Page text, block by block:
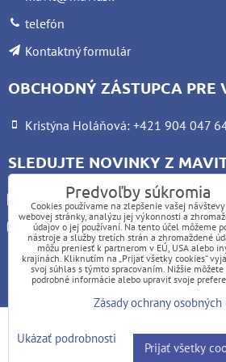
telefón
Kontaktný formulár
OBCHODNÝ ZÁSTUPCA PRE
Kristýna Holáňová: +421 904 047
SLEDUJTE NOVINKY Z
Facebook
Instagram
UPOZORNENIE:
Platba kartou nie je možná
Zásady ochrany
Predvoľby súkromia
Cookies používame na zlepšenie vašej
webovej stránky, analýzu jej výkonnosti a
údajov o jej používaní. Na tento účel môžeme
nástroje a služby tretích strán a zhromaždené
môžu preniesť k partnerom v EÚ, USA alebo
krajinách. Kliknutím na „Prijať všetky cookies“
svoj súhlas s týmto spracovaním. Nižšie
podrobné informácie alebo upraviť svoje
Zásady ochrany
Ukázať podrobnosti
Prijať všetky